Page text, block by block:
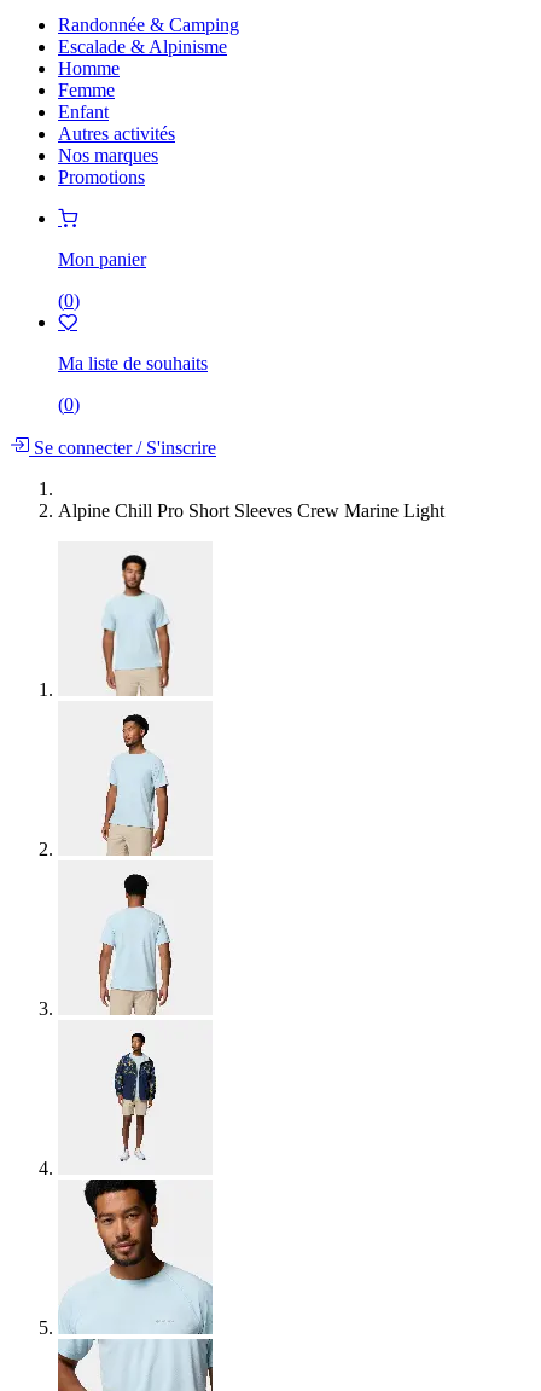
Randonnée & Camping
Escalade & Alpinisme
Homme
Femme
Enfant
Autres activités
Nos marques
Promotions
Mon panier
(0)
Ma liste de souhaits
(0)
Se connecter/S'inscrire
Alpine Chill Pro Short Sleeves Crew Marine Light